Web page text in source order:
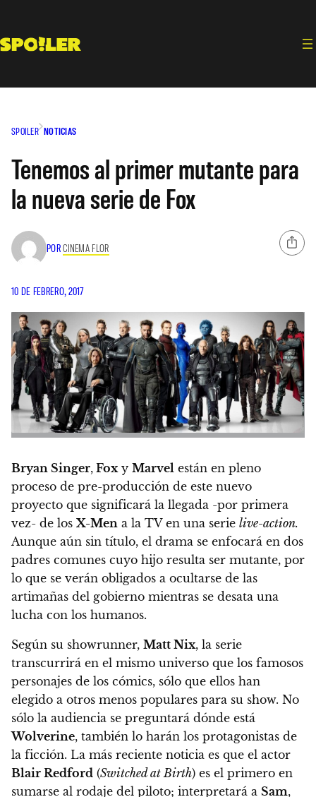
contenido
SPOILER NOTICIAS
Tenemos al primer mutante para
la nueva serie de Fox
PORCINEMA FLOR
10 DE FEBRERO, 2017
Bryan Singer, Fox y Marvel están en pleno
proceso de pre-producción de este nuevo
proyecto que significará la llegada -por primera
vez- de los X-Men a la TV en una serie live-action.
Aunque aún sin título, el drama se enfocará en dos
padres comunes cuyo hijo resulta ser mutante, por
lo que se verán obligados a ocultarse de las
artimañas del gobierno mientras se desata una
lucha con los humanos.
Según su showrunner, Matt Nix, la serie
transcurrirá en el mismo universo que los famosos
personajes de los cómics, sólo que ellos han
elegido a otros menos populares para su show. No
sólo la audiencia se preguntará dónde está
Wolverine, también lo harán los protagonistas de
la ficción. La más reciente noticia es que el actor
Blair Redford (Switched at Birth) es el primero en
sumarse al rodaje del piloto; interpretará a Sam,